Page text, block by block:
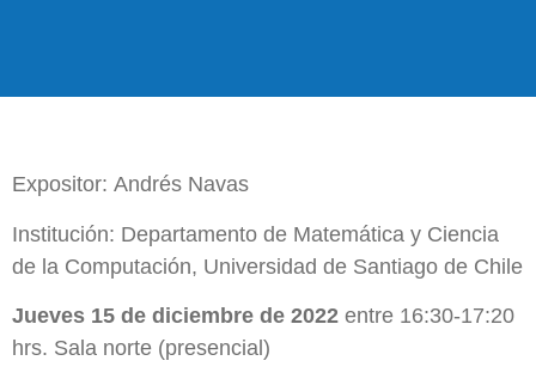
Expositor: Andrés Navas
Institución: Departamento de Matemática y Ciencia
de la Computación, Universidad de Santiago de Chile
Jueves 15 de diciembre de 2022 entre 16:30-17:20
hrs. Sala norte (presencial)